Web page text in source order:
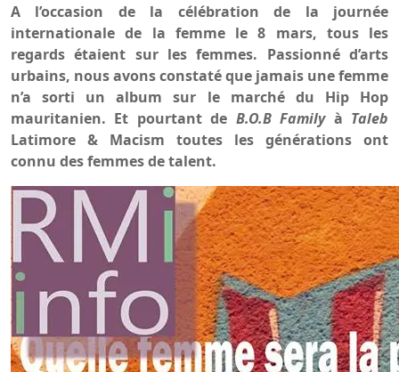
A l’occasion de la célébration de la journée
internationale de la femme le 8 mars, tous les
regards étaient sur les femmes. Passionné d’arts
urbains, nous avons constaté que jamais une femme
n’a sorti un album sur le marché du Hip Hop
mauritanien. Et pourtant de B.O.B Familyà Taleb
Latimore & Macism toutes les générations ont
connu des femmes de talent.